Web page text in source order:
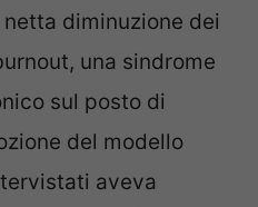
diminuzione dei
una sindrome
sul posto di
del modello
aveva